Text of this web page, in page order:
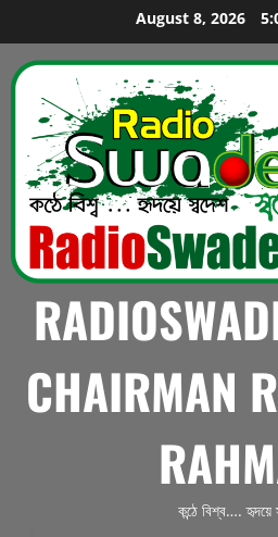
to
content
August 8, 2026
CHAIRMAN
কন্ঠে বিশ্ব…. হৃদয়ে